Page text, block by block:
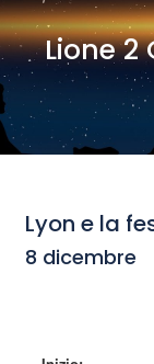
Lione 2
Lyon e la
8 dicembre